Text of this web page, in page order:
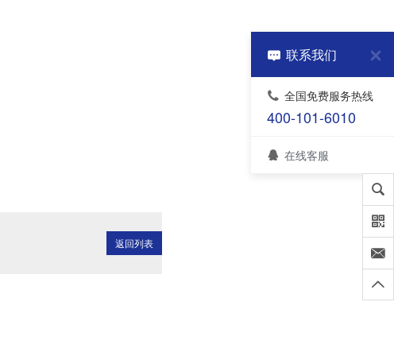
返回列表
联系我们
全国免费服务热线
400-101-6010
在线客服